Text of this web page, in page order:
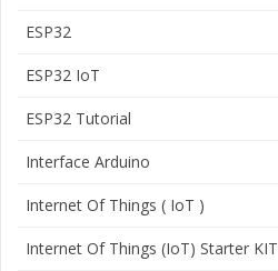
ESP32
ESP32 IoT
ESP32 Tutorial
Interface Arduino
Internet Of Things ( IoT )
Internet Of Things (IoT) Starter KIT